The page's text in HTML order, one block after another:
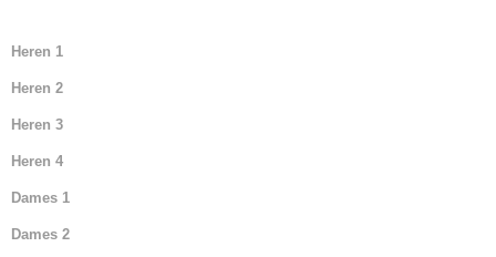
Heren 1
Heren 2
Heren 3
Heren 4
Dames 1
Dames 2